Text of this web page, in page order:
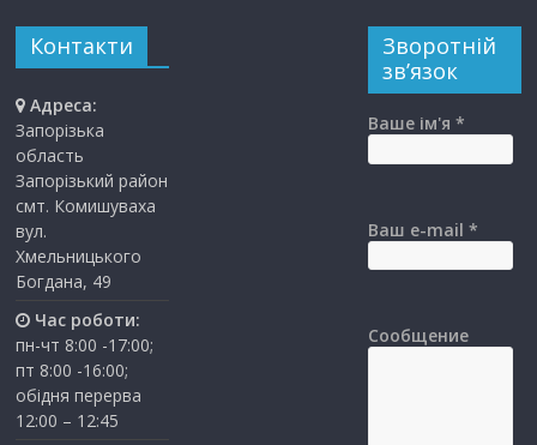
Контакти
Адреса:
Запорізька
область
Запорізький район
смт. Комишуваха
вул.
Хмельницького
Богдана, 49
Час роботи:
пн-чт 8:00 -17:00;
пт 8:00 -16:00;
обідня перерва
12:00 – 12:45
Зворотній
зв’язок
Ваше ім'я *
Ваш e-mail *
Сообщение